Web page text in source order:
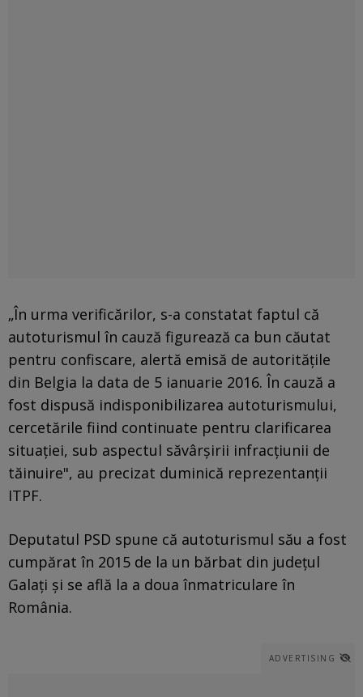
„În urma verificărilor, s-a constatat faptul că
autoturismul în cauză figurează ca bun căutat
pentru confiscare, alertă emisă de autorităţile
din Belgia la data de 5 ianuarie 2016. În cauză a
fost dispusă indisponibilizarea autoturismului,
cercetările fiind continuate pentru clarificarea
situaţiei, sub aspectul săvârşirii infracţiunii de
tăinuire", au precizat duminică reprezentanţii
ITPF.
Deputatul PSD spune că autoturismul său a fost
cumpărat în 2015 de la un bărbat din judeţul
Galaţi şi se află la a doua înmatriculare în
România.
ADVERTISING